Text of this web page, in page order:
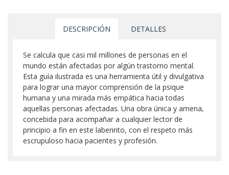
DESCRIPCIÓN DETALLES
Se calcula que casi mil millones de personas en el
mundo están afectadas por algún trastorno mental.
Esta guía ilustrada es una herramienta útil y divulgativa
para lograr una mayor comprensión de la psique
humana y una mirada más empática hacia todas
aquellas personas afectadas. Una obra única y amena,
concebida para acompañar a cualquier lector de
principio a fin en este laberinto, con el respeto más
escrupuloso hacia pacientes y profesión.